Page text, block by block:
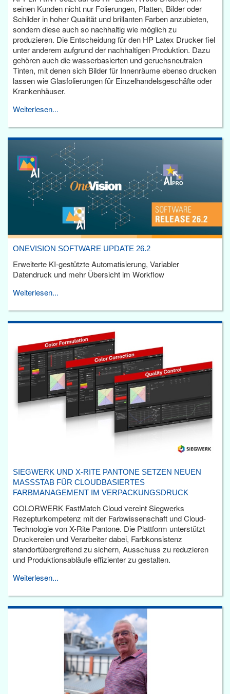
seinen Kunden nicht nur Folierungen, Platten, Bilder oder
Schilder in hoher Qualität und brillanten Farben anzubieten,
sondern diese auch so nachhaltig wie möglich zu
produzieren. Die Entscheidung für den HP Latex Drucker fiel
unter anderem aufgrund der nachhaltigen Produktion. Dazu
gehören auch die wasserbasierten und geruchsneutralen
Tinten, mit denen sich Bilder für Innenräume ebenso drucken
lassen wie Glasfolierungen für Einzelhandelsgeschäfte oder
Krankenhäuser.
Weiterlesen...
ONEVISION SOFTWARE UPDATE 26.2
Erweiterte KI-gestützte Automatisierung, Variabler
Datendruck und mehr Übersicht im Workflow
Weiterlesen...
SIEGWERK UND X-RITE PANTONE SETZEN NEUEN
MASSSTAB FÜR CLOUDBASIERTES F
ARBMANAGEMENT IM VERPACKUNGSDRUCK
COLORWERK FastMatch Cloud vereint Siegwerks
Rezepturkompetenz mit der Farbwissenschaft und Cloud-
Technologie von X-Rite Pantone. Die Plattform unterstützt
Druckereien und Verarbeiter dabei, Farbkonsistenz
standortübergreifend zu sichern, Ausschuss zu reduzieren
und Produktionsabläufe effizienter zu gestalten.
Weiterlesen...